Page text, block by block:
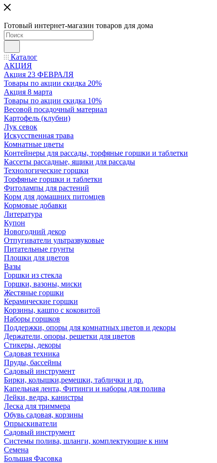
Готовый интернет-магазин товаров для дома
Каталог
АКЦИЯ
Акция 23 ФЕВРАЛЯ
Товары по акции скидка 20%
Акция 8 марта
Товары по акции скидка 10%
Весовой посадочный материал
Картофель (клубни)
Лук севок
Искусственная трава
Комнатные цветы
Контейнеры для рассады, торфяные горшки и таблетки
Кассеты рассадные, ящики для рассады
Технологические горшки
Торфяные горшки и таблетки
Фитолампы для растений
Корм для домашних питомцев
Кормовые добавки
Литература
Купон
Новогодний декор
Отпугиватели ультразвуковые
Питательные грунты
Плошки для цветов
Вазы
Горшки из стекла
Горшки, вазоны, миски
Жестяные горшки
Керамические горшки
Корзины, кашпо с коковитой
Наборы горшков
Поддержки, опоры для комнатных цветов и декоры
Держатели, опоры, решетки для цветов
Стикеры, декоры
Садовая техника
Пруды, бассейны
Садовый инструмент
Бирки, колышки,ремешки, таблички и др.
Капельная лента, Фитинги и наборы для полива
Лейки, ведра, канистры
Леска для триммера
Обувь садовая, корзины
Опрыскиватели
Садовый инструмент
Системы полива, шланги, комплектующие к ним
Семена
Большая Фасовка